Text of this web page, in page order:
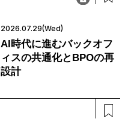
2026.07.29(Wed)
AI時代に進むバックオフ
ィスの共通化とBPOの再
設計